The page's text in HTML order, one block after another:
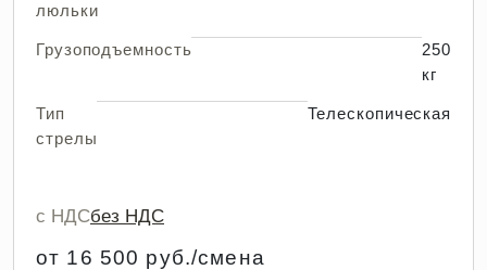
люльки
Грузоподъемность
250
кг
Тип
стрелы
Телескопическая
с НДСбез НДС
от 16 500 руб./смена